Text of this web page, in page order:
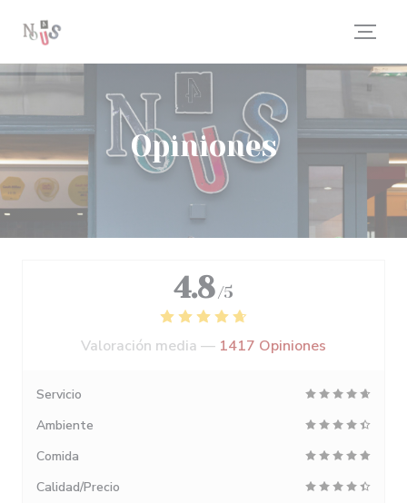
Opiniones
4.8 /5
Valoración media — 1417 Opiniones
Servicio
Ambiente
Comida
Calidad/Precio